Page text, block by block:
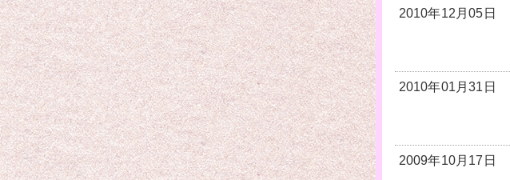
2010年12月05日
2010年01月31日
2009年10月17日